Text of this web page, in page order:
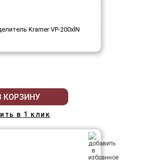
Kramer VP-200xlN
КОРЗИНУ
в 1 клик